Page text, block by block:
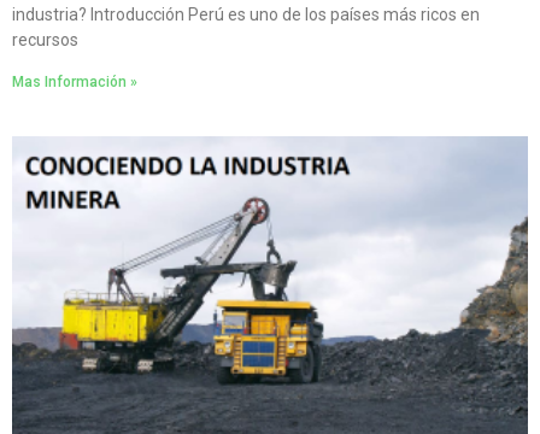
industria? Introducción Perú es uno de los países más ricos en
recursos
Mas Información »